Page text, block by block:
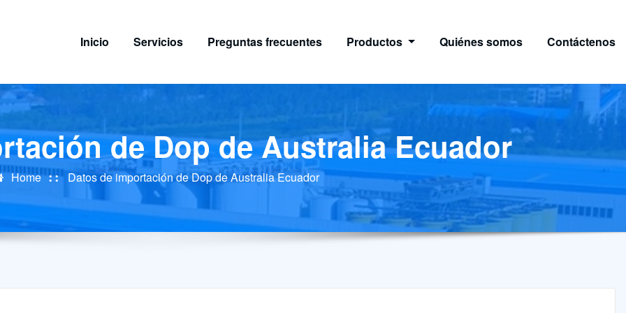
Inicio Servicios Preguntas frecuentes Productos Quiénes somos Contáctenos
de Dop de Australia Ecuador
Home Datos de importación de Dop de Australia Ecuador